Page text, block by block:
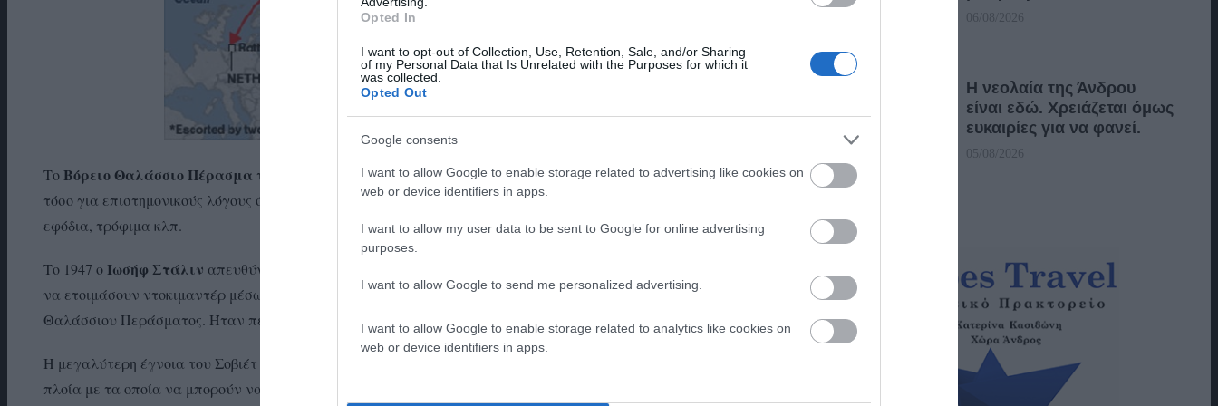
Opted In
I want to opt-out of Collection, Use, Retention, Sale, and/or Sharing
of my Personal Data that Is Unrelated with the Purposes for which it
was collected.
Opted Out
Google consents
I want to allow Google to enable storage related to advertising like cookies on
web or device identifiers in apps.
I want to allow my user data to be sent to Google for online advertising
purposes.
I want to allow Google to send me personalized advertising.
I want to allow Google to enable storage related to analytics like cookies on
web or device identifiers in apps.
Το Βόρειο Θαλάσσιο Πέρασμα το χρησιμοποιούν οι Ρώσοι το 1920, δειλά στην αρχή αλλά ενεργά από το 1933,
τόσο για επιστημονικούς λόγους όσο και για πρακτικούς αφού έπρεπε να τροφοδοτούν τις πόλεις του βορρά με
εφόδια, τρόφιμα κλπ.
Το 1947 ο Ιωσήφ Στάλιν απευθύνθηκε στις ΗΠΑ και πιο συγκεκριμένα στο Χόλυγουντ όπου έδωσε στοιχεία για
να ετοιμάσουν ντοκιμαντέρ μέσω του οποίου θα έκανε γνωστό παγκοσμίως η Ρωσία το επίτευγμα του Βορείου
Θαλάσσιου Περάσματος. Ήταν περίεργη η κίνησή του τότε, αλλά την έκανε.
Η μεγαλύτερη έγνοια του Σοβιέτ ήταν πως θα ταΐσει τον κόσμο, κυρίως με πρωτεΐνη. Και για αυτό ναυπήγησαν
πλοία με τα οποία να μπορούν να παρέχουν την δυνατότητα τα αλιεύματα που έπιαναν σε απόμερα μέρη να
06/08/2026
Η νεολαία της Άνδρου
είναι εδώ. Χρειάζεται όμως
ευκαιρίες για να φανεί.
05/08/2026